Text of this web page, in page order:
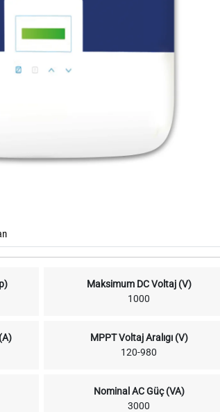
Maksimum DC Voltaj (V)
1000
MPPT Voltaj Aralıgı (V)
120-980
Nominal AC Güç (VA)
3000